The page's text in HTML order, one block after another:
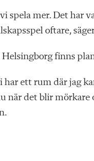
spela mer. Det har
oftare,
Helsingborg finns
har ett rum där jag
när det blir